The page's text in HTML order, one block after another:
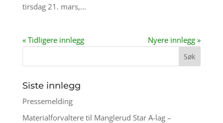
tirsdag 21. mars,...
« Tidligere innlegg Nyere innlegg »
Siste innlegg
Pressemelding
Materialforvaltere til Manglerud Star A-lag –